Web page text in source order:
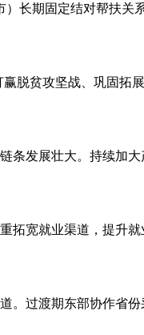
长期固定结对帮扶关
脱贫攻坚战、巩固拓
条发展壮大。持续加
拓宽就业渠道，提升
。过渡期东部协作省